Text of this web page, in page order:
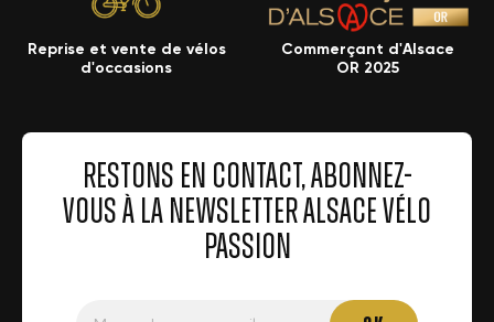
Reprise et vente de vélos
d'occasions
Commerçant d'Alsace
OR 2025
RESTONS EN CONTACT, ABONNEZ-
VOUS À LA NEWSLETTER ALSACE VÉLO
PASSION